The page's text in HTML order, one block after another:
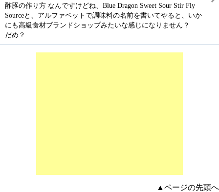
酢豚の作り方 なんですけどね、Blue Dragon Sweet Sour Stir Fly
Sourceと、アルファベットで調味料の名前を書いてやると、いか
にも高級食材ブランドショップみたいな感じになりません？
だめ？
▲ページの先頭へ